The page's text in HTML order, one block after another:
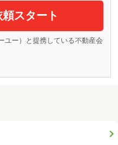
スタート
ユー）と提携している不動産会